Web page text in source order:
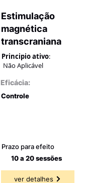
Estimulação
magnética
transcraniana
Principio ativo:
Não Aplicável
Eficácia:
Controle
Prazo para efeito
10 a 20 sessões
ver detalhes